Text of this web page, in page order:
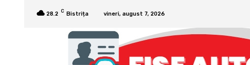
28.2 C Bistrița vineri, august 7, 2026